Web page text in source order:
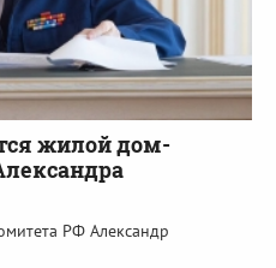
жилой дом-
РФ Александр